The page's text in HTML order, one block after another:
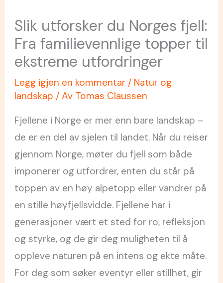
Slik utforsker du Norges fjell:
Fra familievennlige topper til
ekstreme utfordringer
Legg igjen en kommentar / Natur og
landskap / Av Tomas Claussen
Fjellene i Norge er mer enn bare landskap –
de er en del av sjelen til landet. Når du reiser
gjennom Norge, møter du fjell som både
imponerer og utfordrer, enten du står på
toppen av en høy alpetopp eller vandrer på
en stille høyfjellsvidde. Fjellene har i
generasjoner vært et sted for ro, refleksjon
og styrke, og de gir deg muligheten til å
oppleve naturen på en intens og ekte måte.
For deg som søker eventyr eller stillhet, gir